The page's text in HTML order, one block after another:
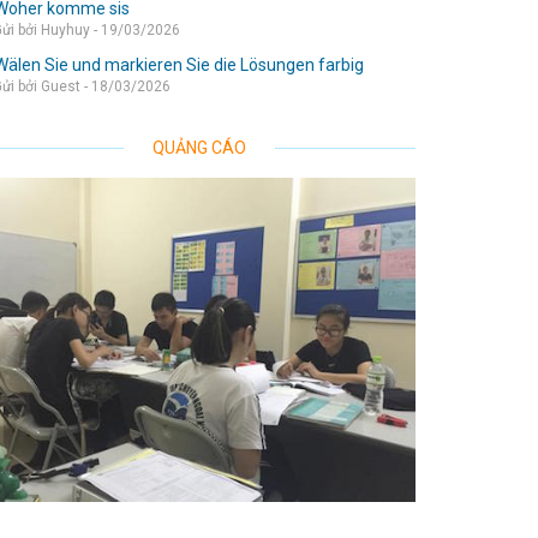
komme sis
bởi Huyhuy - 19/03/2026
Sie und markieren Sie die Lösungen farbig
bởi Guest - 18/03/2026
QUẢNG CÁO